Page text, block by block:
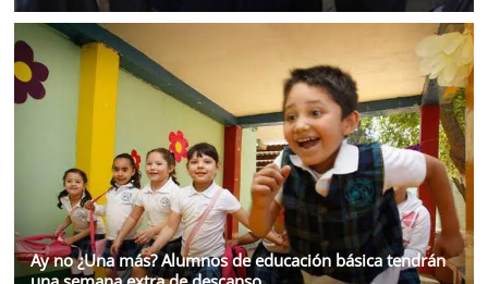
Ay no ¿Una más? Alumnos de educación básica tendrán